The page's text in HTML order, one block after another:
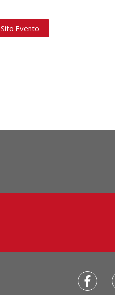
Sito Evento